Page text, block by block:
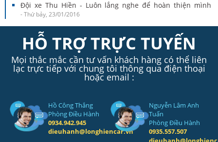
Đội xe Thu Hiền - Luôn lắng nghe để hoàn thiện mình
- Thứ bảy, 23/01/2016
HỖ TRỢ TRỰC TUYẾN
Mọi thắc mắc cần tư vấn khách hàng có thể liên
lạc trực tiếp với chung tôi thông qua điện thoại
hoặc email :
Hồ Công Thắng
Phòng Điều Hành
0934.942.945
dieuhanh@longhiencar.vn
Nguyễn Lâm Anh
Tuấn
Phòng Điều Hành
0935.557.507